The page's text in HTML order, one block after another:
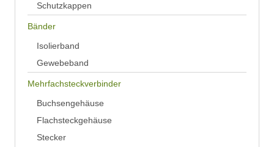
Schutzkappen
Bänder
Isolierband
Gewebeband
Mehrfachsteckverbinder
Buchsengehäuse
Flachsteckgehäuse
Stecker